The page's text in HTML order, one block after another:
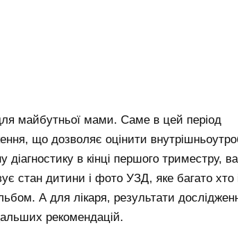
майбутньої мами. Саме в цей період
що дозволяє оцінити
в кінці першого триместру,
стан дитини і фото УЗД, яке багато хто
А для лікаря, результати
рекомендацій.